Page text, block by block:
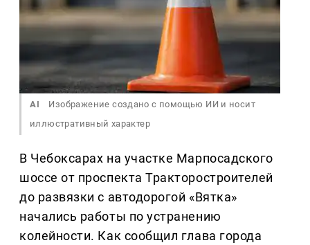
AI
Изображение создано с помощью ИИ и носит
иллюстративный характер
В Чебоксарах на участке Марпосадского
шоссе от проспекта Тракторостроителей
до развязки с автодорогой «Вятка»
начались работы по устранению
колейности. Как сообщил глава города